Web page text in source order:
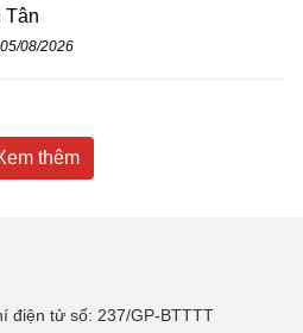
Tân
08/2026
thêm
điện tử số: 237/GP-BTTTT